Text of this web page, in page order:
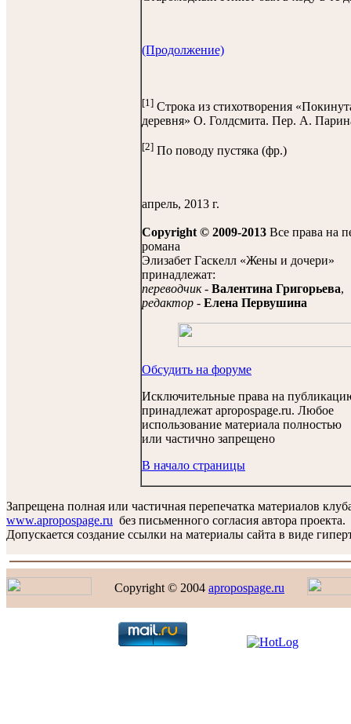
(Продолжение)
[1] Строка из стихотворения
деревня» О. Голдсмита. Пер. А.
[2] По поводу пустяка (фр.)
апрель, 2013 г.
Copyright © 2009-2013 Все права на
романа
Элизабет Гаскелл «Жены и дочери»
принадлежат:
переводчик- Валентина Григорьева,
редактор - Елена Первушина
Обсудить на форуме
Исключительные права на
принадлежат apropospage.ru. Любое
использование материала полностью
или частично запрещено
В начало страницы
Запрещена полная или частичная перепечатка материалов
www.apropospage.ru без письменного согласия автора проекта.
Допускается создание ссылки на материалы сайта в виде
Copyright © 2004 apropospage.ru